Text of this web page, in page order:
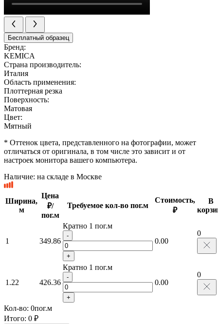
Бесплатный образец
Бренд:
KEMICA
Страна производитель:
Италия
Область применения:
Плоттерная резка
Поверхность:
Матовая
Цвет:
Мятный
* Оттенок цвета, представленного на фотографии, может
отличаться от оригинала, в том числе это зависит и от
настроек монитора вашего компьютера.
Наличие: на складе в Москве
Ширина,
м
Цена
₽/
пог.м
Требуемое кол-во пог.м
Стоимость,
₽
В
1 349.86
Кратно 1 пог.м
-
+
0.00
0
1.22 426.36
Кратно 1 пог.м
-
+
0.00
0
Кол-во: 0пог.м
Итого: 0 ₽